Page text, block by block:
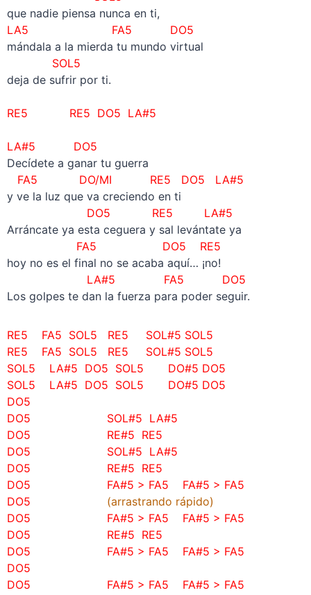
que nadie piensa nunca en ti,
LA5 FA5 DO5
mándala a la mierda tu mundo virtual
SOL5
deja de sufrir por ti.
RE5 RE5 DO5 LA#5
LA#5 DO5
Decídete a ganar tu guerra
FA5 DO/MI RE5 DO5 LA#5
y ve la luz que va creciendo en ti
DO5 RE5 LA#5
Arráncate ya esta ceguera y sal levántate ya
FA5 DO5 RE5
hoy no es el final no se acaba aquí… ¡no!
LA#5 FA5 DO5
Los golpes te dan la fuerza para poder seguir.
RE5 FA5 SOL5 RE5 SOL#5 SOL5
RE5 FA5 SOL5 RE5 SOL#5 SOL5
SOL5 LA#5 DO5 SOL5 DO#5 DO5
SOL5 LA#5 DO5 SOL5 DO#5 DO5
DO5
DO5 SOL#5 LA#5
DO5 RE#5 RE5
DO5 SOL#5 LA#5
DO5 RE#5 RE5
DO5 FA#5 > FA5
FA#5 > FA5
DO5
(arrastrando rápido)
DO5 FA#5 > FA5
FA#5 > FA5
DO5
RE#5 RE5
DO5 FA#5 > FA5
FA#5 > FA5
DO5
DO5 FA#5 > FA5
FA#5 > FA5